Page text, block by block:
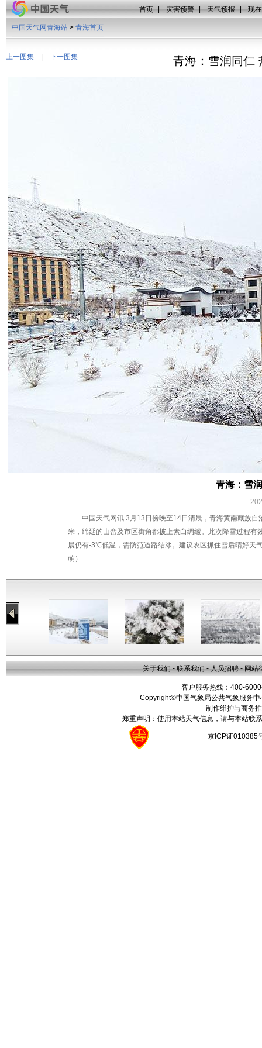
首页 | 灾害预警 | 天气预报 | 现
上一图集 下一图集
中国天气网青海站 > 青海首页
青海：雪润同仁
青海：雪
中国天气网讯 3月13日傍晚至14日清晨，青海黄南藏族
米，绵延的山峦及市区街角都披上素白绸缎。此次降雪过程
晨仍有-3℃低温，需防范道路结冰。建议农区抓住雪后晴好天
萌）
关于我们 - 联系我们 - 人员招聘 - 网站
客户服务热线：400-
Copyright©中国气象局公共气象服务
制作维护与商务
郑重声明：使用本站天气信息，请与本站联
京ICP证010385